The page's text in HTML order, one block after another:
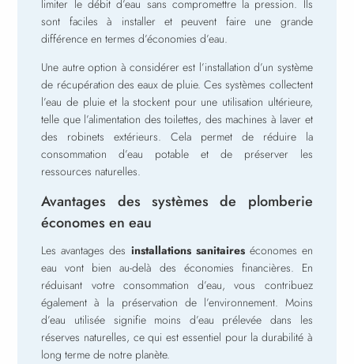
limiter le débit d’eau sans compromettre la pression. Ils
sont faciles à installer et peuvent faire une grande
différence en termes d’économies d’eau.
Une autre option à considérer est l’installation d’un système
de récupération des eaux de pluie. Ces systèmes collectent
l’eau de pluie et la stockent pour une utilisation ultérieure,
telle que l’alimentation des toilettes, des machines à laver et
des robinets extérieurs. Cela permet de réduire la
consommation d’eau potable et de préserver les
ressources naturelles.
Avantages des systèmes de plomberie
économes en eau
Les avantages des installations sanitaires économes en
eau vont bien au-delà des économies financières. En
réduisant votre consommation d’eau, vous contribuez
également à la préservation de l’environnement. Moins
d’eau utilisée signifie moins d’eau prélevée dans les
réserves naturelles, ce qui est essentiel pour la durabilité à
long terme de notre planète.